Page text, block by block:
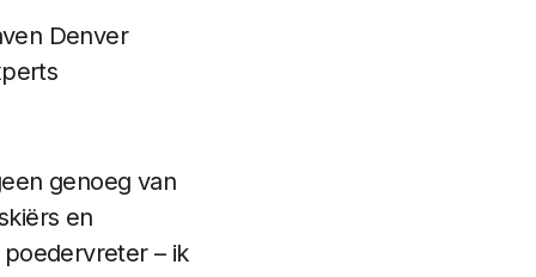
Denver
genoeg van
en
– ik